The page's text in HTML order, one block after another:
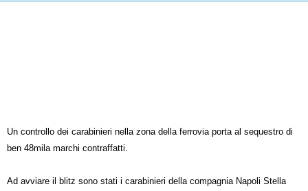
Un controllo dei carabinieri nella zona della ferrovia porta al sequestro di
ben 48mila marchi contraffatti.
Ad avviare il blitz sono stati i carabinieri della compagnia Napoli Stella